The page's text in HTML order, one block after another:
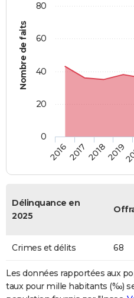
Nombre de faits
2016201720182019
0
20
40
60
80
Délinquance en
2025
Crimes et délits 68
Les données rapportées aux
taux pour mille habitants (‰)